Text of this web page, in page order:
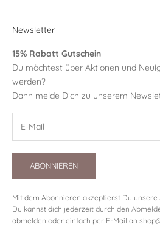
Newsletter
15% Rabatt Gutschein
Du möchtest über Aktionen und
werden?
Dann melde Dich zu unserem
ABONNIEREN
Mit dem Abonnieren akzeptierst Du unsere
Du kannst dich jederzeit durch den
abmelden oder einfach per E-Mail an